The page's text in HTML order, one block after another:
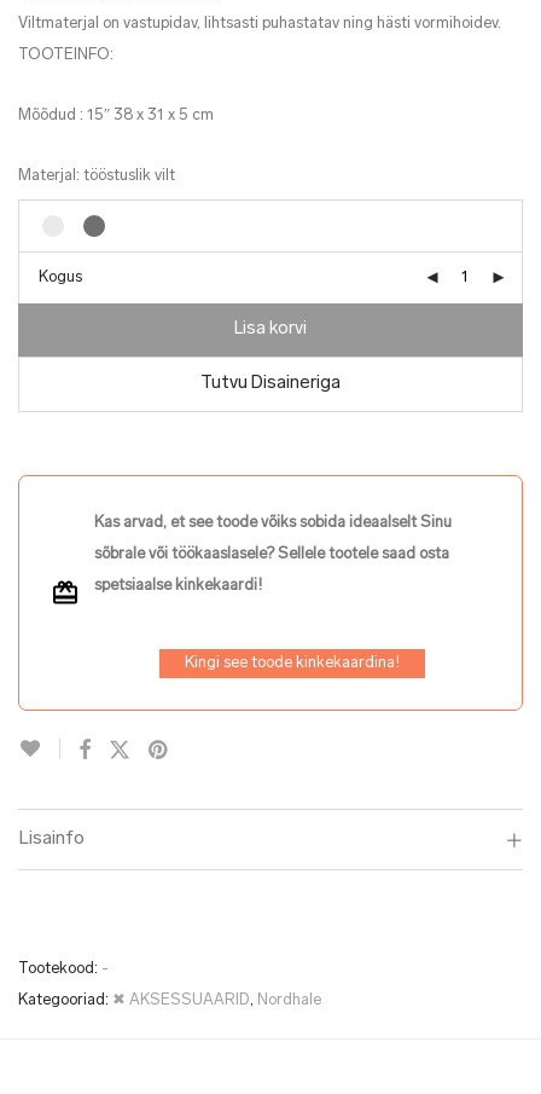
Viltmaterjal on vastupidav, lihtsasti puhastatav ning hästi vormihoidev.
TOOTEINFO:
Mõõdud : 15ʺ 38 x 31 x 5 cm
Materjal: tööstuslik vilt
Kogus
Lisa korvi
Tutvu Disaineriga
Kas arvad, et see toode võiks sobida ideaalselt Sinu
sõbrale või töökaaslasele? Sellele tootele saad osta
spetsiaalse kinkekaardi!
Kingi see toode kinkekaardina!
Lisainfo
Tootekood: -
Kategooriad: ✖ AKSESSUAARID, Nordhale